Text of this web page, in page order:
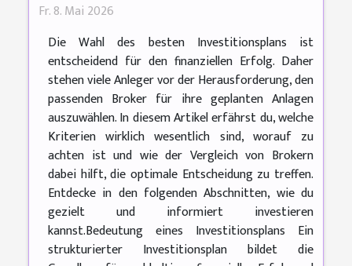
Fr. 8. Mai 2026
Die Wahl des besten Investitionsplans ist
entscheidend für den finanziellen Erfolg. Daher
stehen viele Anleger vor der Herausforderung, den
passenden Broker für ihre geplanten Anlagen
auszuwählen. In diesem Artikel erfährst du, welche
Kriterien wirklich wesentlich sind, worauf zu
achten ist und wie der Vergleich von Brokern
dabei hilft, die optimale Entscheidung zu treffen.
Entdecke in den folgenden Abschnitten, wie du
gezielt und informiert investieren
kannst.Bedeutung eines Investitionsplans Ein
strukturierter Investitionsplan bildet die